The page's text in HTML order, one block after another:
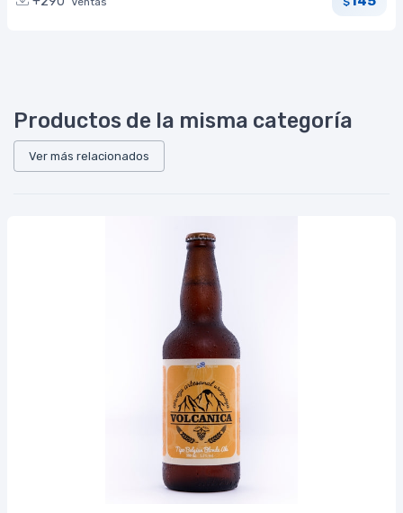
Productos de la misma categoría
Ver más relacionados